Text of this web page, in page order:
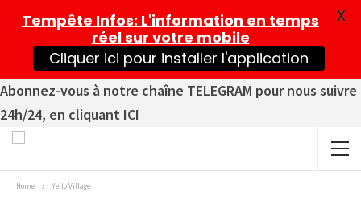
Abonnez-vous à notre chaîne TELEGRAM pour nous suivre
24h/24, en cliquant ICI
Home Yello Village
Tempête Infos: L'information en temps
réel sur votre mobile
Cliquer ici pour installer l'application
X